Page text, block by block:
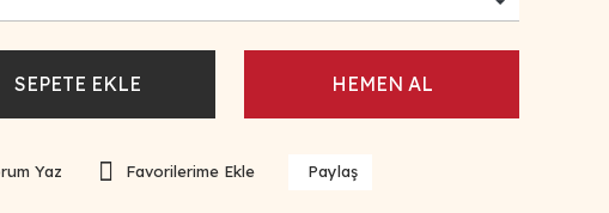
SEPETE EKLE HEMEN AL
Yaz Paylaş